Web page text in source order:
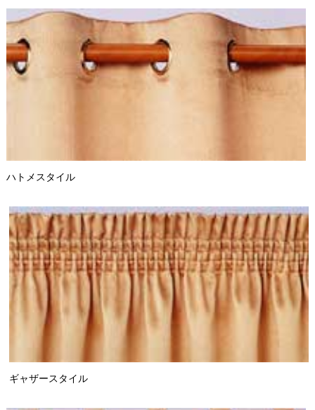
ハトメスタイル
ギャザースタイル